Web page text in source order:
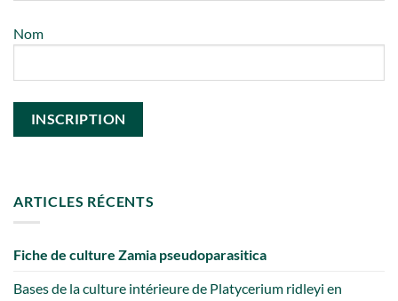
Nom
ARTICLES RÉCENTS
Fiche de culture Zamia pseudoparasitica
Bases de la culture intérieure de Platycerium ridleyi en